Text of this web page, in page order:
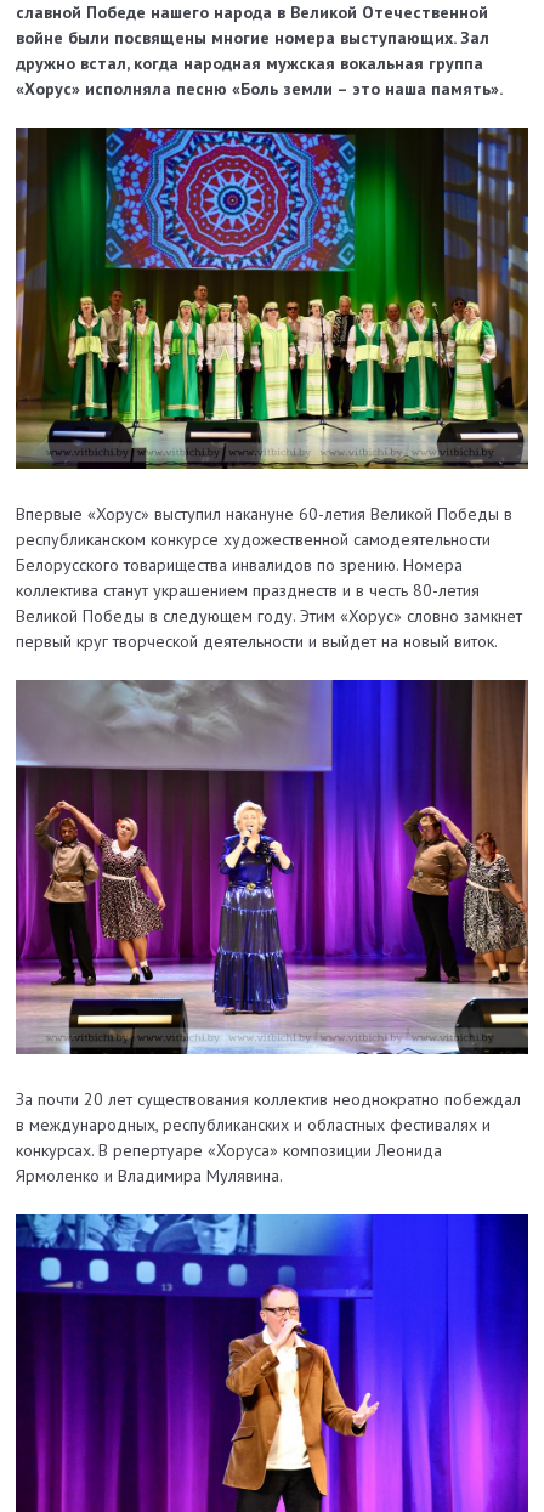
славной Победе нашего народа в Великой Отечественной
войне были посвящены многие номера выступающих. Зал
дружно встал, когда народная мужская вокальная группа
«Хорус» исполняла песню «Боль земли – это наша память».
Впервые «Хорус» выступил накануне 60-летия Великой Победы в
республиканском конкурсе художественной самодеятельности
Белорусского товарищества инвалидов по зрению. Номера
коллектива станут украшением празднеств и в честь 80-летия
Великой Победы в следующем году. Этим «Хорус» словно замкнет
первый круг творческой деятельности и выйдет на новый виток.
За почти 20 лет существования коллектив неоднократно побеждал
в международных, республиканских и областных фестивалях и
конкурсах. В репертуаре «Хоруса» композиции Леонида
Ярмоленко и Владимира Мулявина.